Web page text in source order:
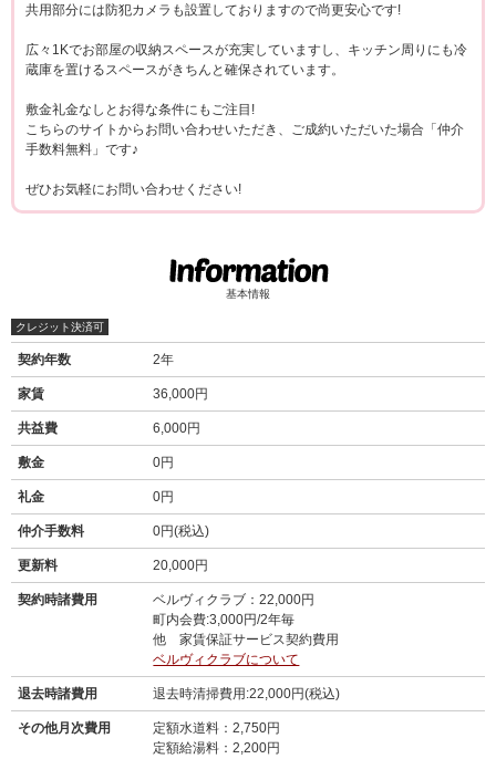
共用部分には防犯カメラも設置しておりますので尚更安心です!
広々1Kでお部屋の収納スペースが充実していますし、キッチン周りにも冷
蔵庫を置けるスペースがきちんと確保されています。
敷金礼金なしとお得な条件にもご注目!
こちらのサイトからお問い合わせいただき、ご成約いただいた場合「仲介
手数料無料」です♪
ぜひお気軽にお問い合わせください!
基本情報
クレジット決済可
契約年数 2年
家賃 36,000円
共益費 6,000円
敷金 0円
礼金 0円
仲介手数料 0円(税込)
更新料 20,000円
契約時諸費用
ベルヴィクラブ：22,000円
町内会費:3,000円/2年毎
他 家賃保証サービス契約費用
ベルヴィクラブについて
退去時諸費用 退去時清掃費用:22,000円(税込)
その他月次費用
定額水道料：2,750円
定額給湯料：2,200円